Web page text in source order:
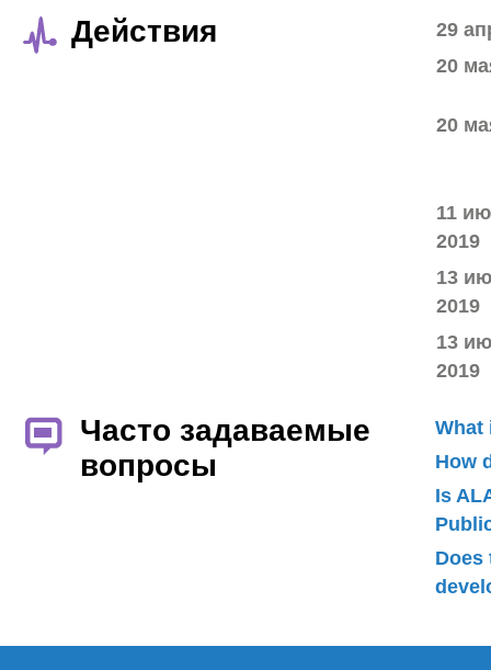
Действия
29
20
20
11
2019
13
2019
13
2019
Часто задаваемые
вопросы
What
How
Is
Does